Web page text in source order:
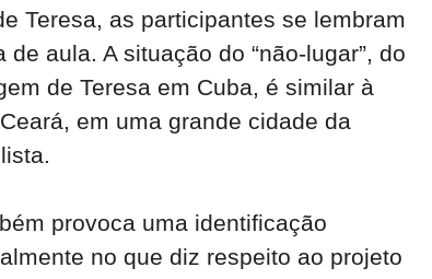
Teresa, as participantes se lembram
aula. A situação do “não-lugar”, do
de Teresa em Cuba, é similar à
em uma grande cidade da
provoca uma identificação
no que diz respeito ao projeto